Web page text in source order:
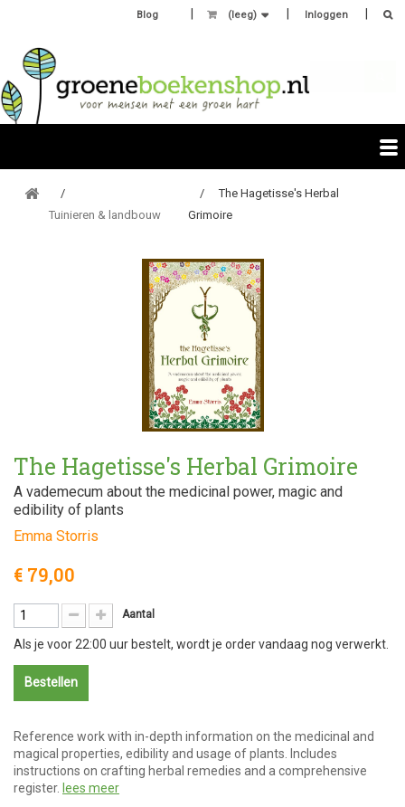
Inloggen
(leeg)
Blog
Tuinieren & landbouw
The Hagetisse's Herbal
Grimoire
The Hagetisse's Herbal Grimoire
A vademecum about the medicinal power, magic and
edibility of plants
Emma Storris
€ 79,00
Aantal
Als je voor 22:00 uur bestelt, wordt je order vandaag nog verwerkt.
Bestellen
Reference work with in-depth information on the medicinal and
magical properties, edibility and usage of plants. Includes
instructions on crafting herbal remedies and a comprehensive
register. lees meer